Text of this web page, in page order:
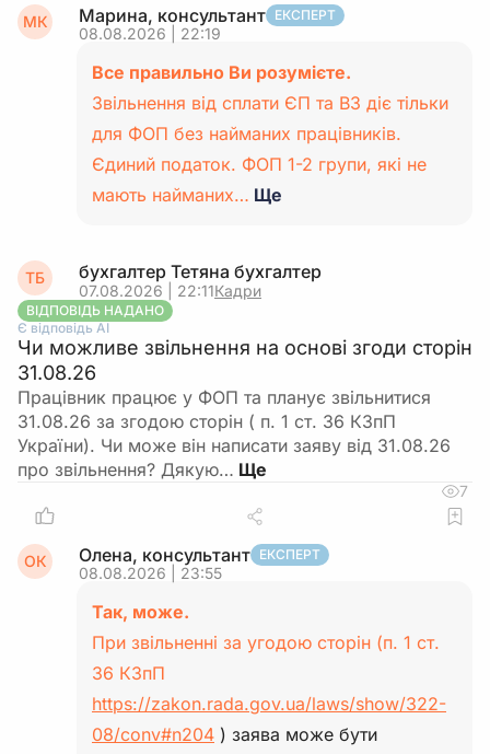
МК Марина, консультант ЕКСПЕРТ
08.08.2026 | 22:19
Все правильно Ви розумієте.
Звільнення від сплати ЄП та ВЗ діє тільки
для ФОП без найманих працівників.
Єдиний податок. ФОП 1-2 групи, які не
мають найманих… Ще
ТБ бухгалтер Тетяна бухгалтер
07.08.2026 | 22:11Кадри
ВІДПОВІДЬ НАДАНО
Є відповідь АІ
Чи можливе звільнення на основі згоди сторін
31.08.26
Працівник працює у ФОП та планує звільнитися
31.08.26 за згодою сторін ( п. 1 ст. 36 КЗпП
України). Чи може він написати заяву від 31.08.26
про звільнення? Дякую…
7
ОК Олена, консультант ЕКСПЕРТ
08.08.2026 | 23:55
Так, може.
При звільненні за угодою сторін (п. 1 ст.
36 КЗпП
https://zakon.rada.gov.ua/laws/show/322-
08/conv#n204 ) заява може бути